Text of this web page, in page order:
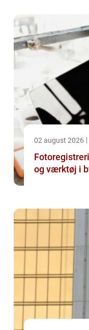
02 august 2026
og værktøj i